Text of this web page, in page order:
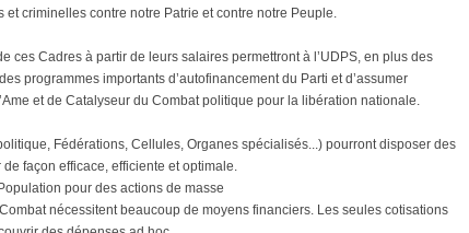
criminelles contre notre Patrie et contre notre Peuple.
ces Cadres à partir de leurs salaires permettront à l’UDPS, en plus des
programmes importants d’autofinancement du Parti et d’assumer
et de Catalyseur du Combat politique pour la libération nationale.
Fédérations, Cellules, Organes spécialisés...) pourront disposer des
façon efficace, efficiente et optimale.
pour des actions de masse
nécessitent beaucoup de moyens financiers. Les seules cotisations